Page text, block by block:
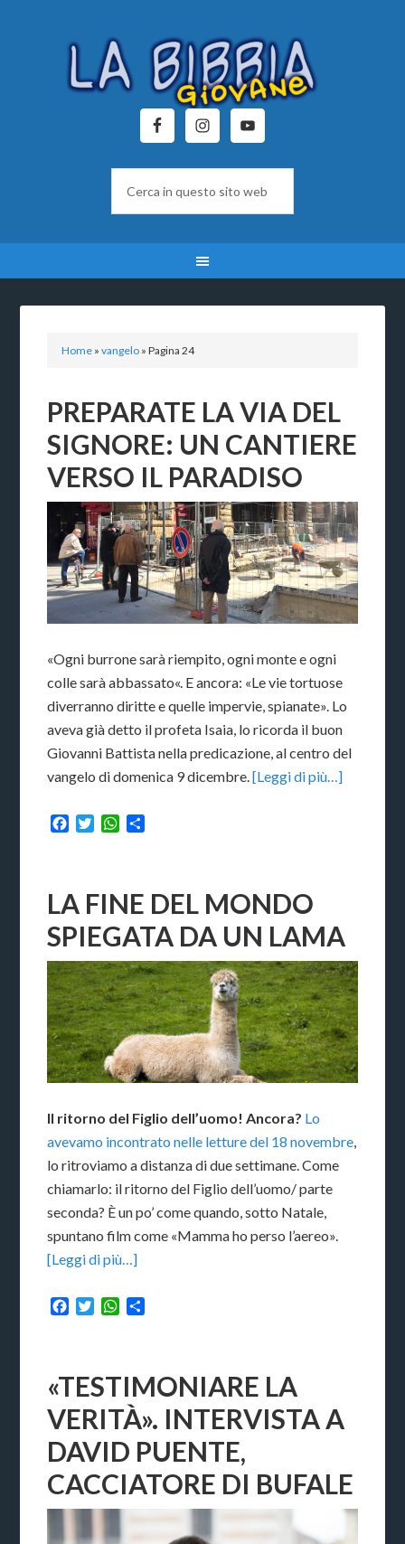
Home »vangelo »Pagina 24
PREPARATE LA VIA DEL
SIGNORE: UN CANTIERE
VERSO IL PARADISO
«Ogni burrone sarà riempito, ogni monte e ogni
colle sarà abbassato«. E ancora: «Le vie tortuose
diverranno diritte e quelle impervie, spianate». Lo
aveva già detto il profeta Isaia, lo ricorda il buon
Giovanni Battista nella predicazione, al centro del
vangelo di domenica 9 dicembre.[Leggi di più…]
Facebook
TwitterWhatsApp
LA FINE DEL MONDO
SPIEGATA DA UN LAMA
Il ritorno del Figlio dell’uomo! Ancora? Lo
avevamo incontrato nelle letture del 18 novembre
lo ritroviamo a distanza di due settimane. Come
chiamarlo: il ritorno del Figlio dell’uomo/ parte
seconda? È un po’ come quando, sotto Natale,
spuntano film come «Mamma ho perso l’aereo».
[Leggi di più…]
Facebook
TwitterWhatsApp
«TESTIMONIARE LA
VERITÀ». INTERVISTA A
DAVID PUENTE,
CACCIATORE DI BUFALE